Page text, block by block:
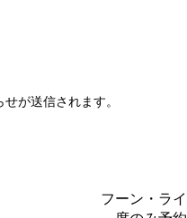
が送信されます。
フーン・ライ